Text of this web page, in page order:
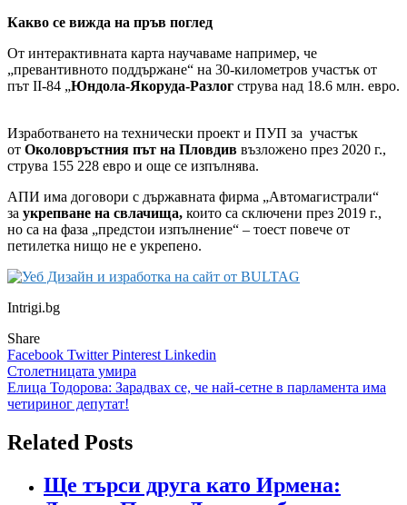
Какво се вижда на пръв поглед
От интерактивната карта научаваме например, че
„превантивното поддържане“ на 30-километров участък от
път II-84 „Юндола-Якоруда-Разлог струва над 18.6 млн. евро.
Изработването на технически проект и ПУП за участък
от Околовръстния път на Пловдив възложено през 2020 г.,
струва 155 228 евро и още се изпълнява.
АПИ има договори с държавната фирма „Автомагистрали“
за укрепване на свлачища, които са сключени през 2019 г.,
но са на фаза „предстои изпълнение“ – тоест повече от
петилетка нищо не е укрепено.
Intrigi.bg
Share
Facebook TwitterPinterest Linkedin
Навигация
Столетницата умира
Елица Тодорова: Зарадвах се, че най-сетне в парламента има
четириног депутат!
Related Posts
Ще търси друга като Ирмена: